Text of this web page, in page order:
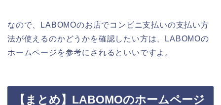
なので、LABOMOのお店でコンビニ支払いの支払い方
法が使えるのかどうかを確認したい方は、LABOMOの
ホームページを参考にされるといいですよ。
【まとめ】LABOMOのホームページ